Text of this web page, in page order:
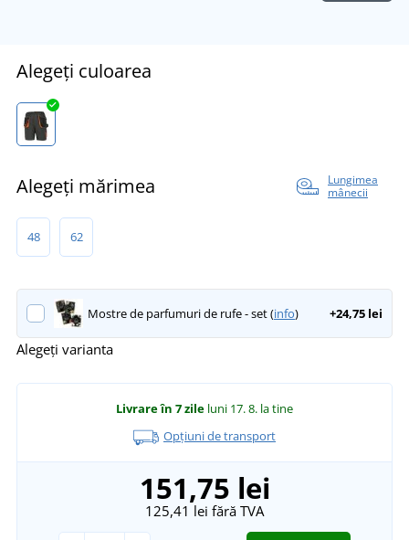
Alegeți culoarea
Alegeți mărimea
Lungimea
mânecii
48 62
Mostre de parfumuri de rufe - set (info) +24,75 lei
Alegeți varianta
Livrare în 7 zile luni 17. 8. la tine
Opțiuni de transport
151,75 lei
125,41 lei fără TVA